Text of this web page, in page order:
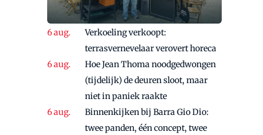
Verkoeling verkoopt:
terrasvernevelaar verovert horeca
Hoe Jean Thoma noodgedwongen
(tijdelijk) de deuren sloot, maar
niet in paniek raakte
Binnenkijken bij Barra Gio Dio:
twee panden, één concept, twee